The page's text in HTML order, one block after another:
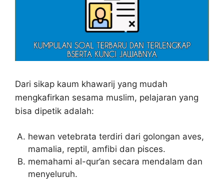
Dari sikap kaum khawarij yang mudah
mengkafirkan sesama muslim, pelajaran yang
bisa dipetik adalah:
hewan vetebrata terdiri dari golongan aves,
mamalia, reptil, amfibi dan pisces.
memahami al-qur’an secara mendalam dan
menyeluruh.